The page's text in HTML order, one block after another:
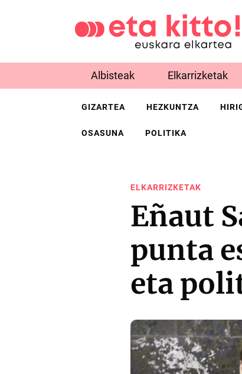
Albisteak Elkarrizketak
GIZARTEA HEZKUNTZA
OSASUNA POLITIKA
ELKARRIZKETAK
Eñaut
punta
eta